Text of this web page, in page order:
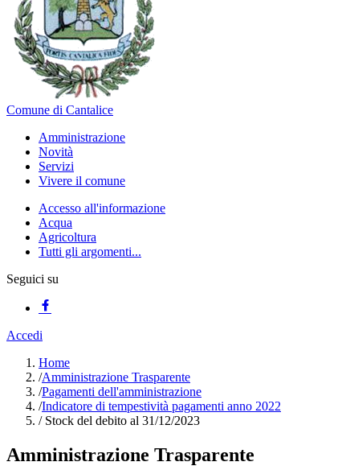
Comune di Cantalice
Amministrazione
Novità
Servizi
Vivere il comune
Accesso all'informazione
Acqua
Agricoltura
Tutti gli argomenti...
Seguici su
Accedi
Home
/Amministrazione Trasparente
/Pagamenti dell'amministrazione
/Indicatore di tempestività pagamenti anno 2022
/Stock del debito al 31/12/2023
Amministrazione Trasparente